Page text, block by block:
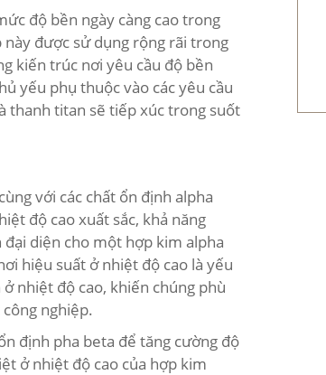
độ bền ngày càng cao trong
được sử dụng rộng rãi trong
kiến trúc nơi yêu cầu độ bền
yếu phụ thuộc vào các yêu cầu
thanh titan sẽ tiếp xúc trong suốt
với các chất ổn định alpha
độ cao xuất sắc, khả năng
diện cho một hợp kim alpha
hiệu suất ở nhiệt độ cao là yếu
nhiệt độ cao, khiến chúng phù
nghiệp.
định pha beta để tăng cường độ
ở nhiệt độ cao của hợp kim